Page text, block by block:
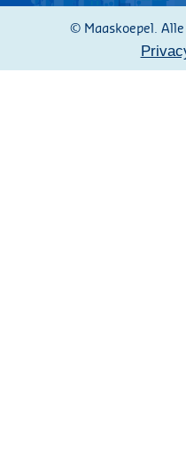
© Maaskoepel.